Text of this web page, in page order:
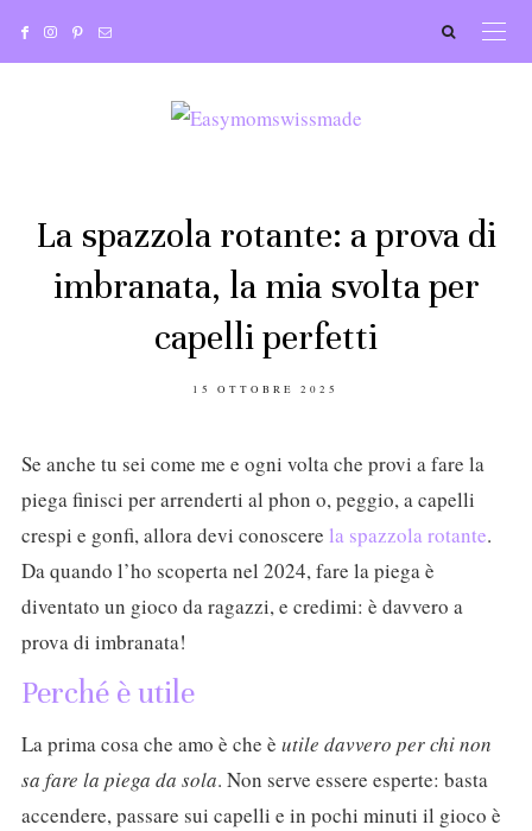
La spazzola rotante: a prova di
imbranata, la mia svolta per
capelli perfetti
POSTED
15 OTTOBRE 2025
Se anche tu sei come me e ogni volta che provi a fare la
piega finisci per arrenderti al phon o, peggio, a capelli
crespi e gonfi, allora devi conoscere la spazzola rotante.
Da quando l’ho scoperta nel 2024, fare la piega è
diventato un gioco da ragazzi, e credimi: è davvero a
prova di imbranata!
Perché è utile
La prima cosa che amo è che è utile davvero per chi non
sa fare la piega da sola. Non serve essere esperte: basta
accendere, passare sui capelli e in pochi minuti il gioco è